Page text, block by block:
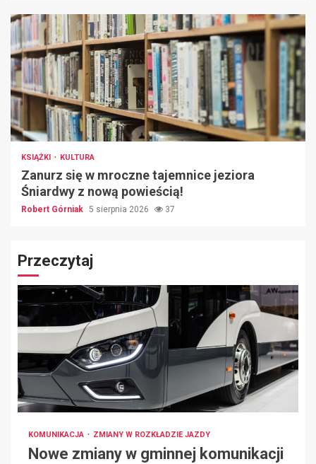
KSIĄŻKI KULTURA
Zanurz się w mroczne tajemnice jeziora
Śniardwy z nową powieścią!
Robert Górniak 5 sierpnia 2026 37
Przeczytaj
KOMUNIKACJA ZMIANY W ROZKŁADZIE JAZDY
Nowe zmiany w gminnej komunikacji